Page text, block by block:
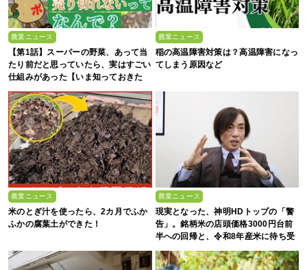
農業ニュース
【第1話】スーパーの野菜、あって当
たり前だと思っていたら、実はすごい
仕組みがあった【いま知っておきた
い、これからの”食”の話】
農業ニュース
稲の高温障害対策は？高温障害になっ
てしまう原因など
農業ニュース
米のとぎ汁を使ったら、2カ月でふか
ふかの腐葉土ができた！
農業ニュース
現実となった、神明HDトップの「警
告」。銘柄米の店頭価格3000円台前
半への回帰と、令和8年産米に待ち受